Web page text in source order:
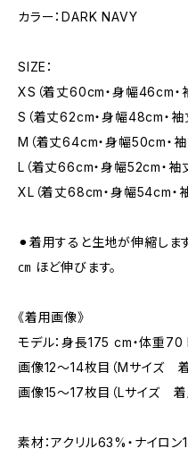
カラー：DARK NAVY
SIZE：
XS（着丈60cm・身幅46cm・
S（着丈62cm・身幅48cm・袖
M（着丈64cm・身幅50cm・
L（着丈66cm・身幅52cm・袖
XL（着丈68cm・身幅54cm・
⚫︎着用すると生地が伸縮しま
㎝ ほど伸びます。
《着用画像》
モデル：身長175 cm・体重70
画像12〜14枚目（Mサイズ 着
画像15〜17枚目（Lサイズ 着
素材：アクリル63%・ナイロン